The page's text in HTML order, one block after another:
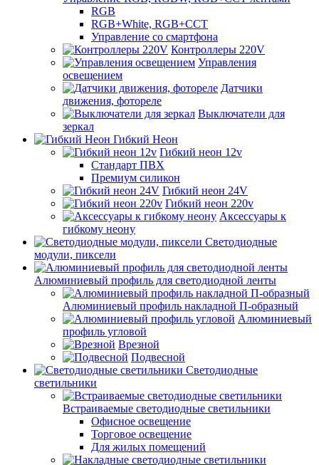
RGB
RGB+White, RGB+CCT
Управление со смартфона
Контроллеры 220V
Управления
освещением
Датчики
движения, фотореле
Выключатели для
зеркал
Гибкий Неон
Гибкий неон 12v
Стандарт ПВХ
Премиум силикон
Гибкий неон 24V
Гибкий неон 220v
Аксессуары к
гибкому неону
Светодиодные
модули, пиксели
Алюминиевый профиль для светодиодной ленты
Алюминиевый профиль накладной П-образный
Алюминиевый
профиль угловой
Врезной
Подвесной
Светодиодные
светильники
Встраиваемые светодиодные светильники
Офисное освещение
Торговое освещение
Для жилых помещений